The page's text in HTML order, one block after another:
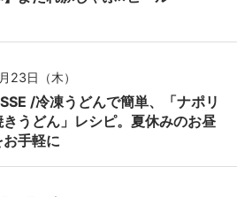
23日（木）
/冷凍うどんで簡単、「ナポリ
きうどん」レシピ。夏休みのお昼
手軽に